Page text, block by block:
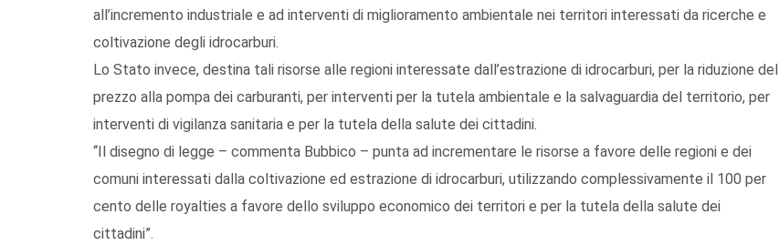
all’incremento industriale e ad interventi di miglioramento ambientale nei territori interessati da ricerche e
coltivazione degli idrocarburi.
Lo Stato invece, destina tali risorse alle regioni interessate dall’estrazione di idrocarburi, per la riduzione del
prezzo alla pompa dei carburanti, per interventi per la tutela ambientale e la salvaguardia del territorio, per
interventi di vigilanza sanitaria e per la tutela della salute dei cittadini.
“Il disegno di legge – commenta Bubbico – punta ad incrementare le risorse a favore delle regioni e dei
comuni interessati dalla coltivazione ed estrazione di idrocarburi, utilizzando complessivamente il 100 per
cento delle royalties a favore dello sviluppo economico dei territori e per la tutela della salute dei
cittadini”.